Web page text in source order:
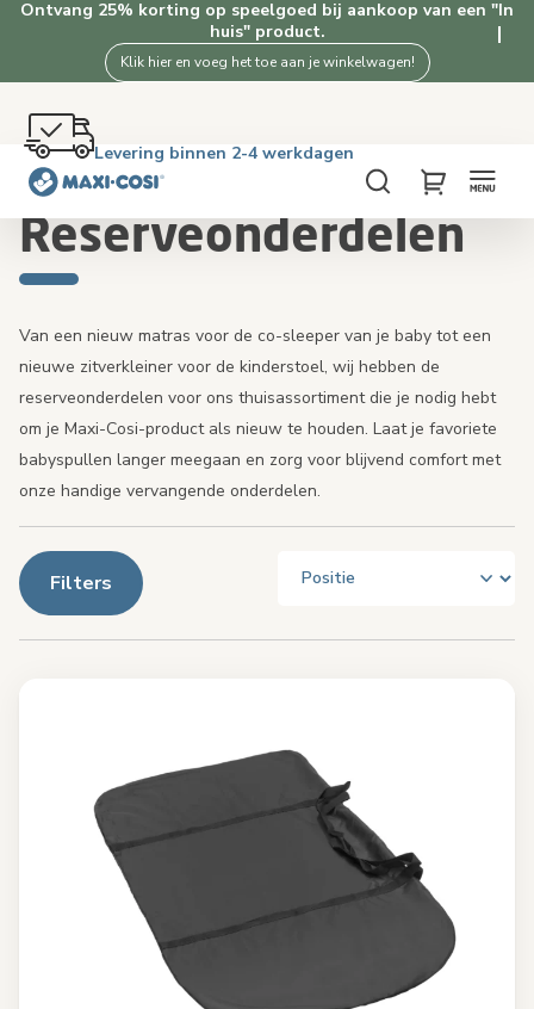
Ontvang 25% korting op speelgoed bij aankoop van een "In
huis" product.
Klik hier en voeg het toe aan je winkelwagen!
Gratis verzending vanaf €50. Shop nu!
4.5★ van 2.5K+ tevreden klanten
Levering binnen 2-4 werkdagen
Gratis retourneren binnen 100 dagen
ZoekenMy Cart
Home In huis Reserveonderdelen
Reserveonderdelen
Van een nieuw matras voor de co-sleeper van je baby tot een
nieuwe zitverkleiner voor de kinderstoel, wij hebben de
reserveonderdelen voor ons thuisassortiment die je nodig hebt
om je Maxi-Cosi-product als nieuw te houden. Laat je favoriete
babyspullen langer meegaan en zorg voor blijvend comfort met
onze handige vervangende onderdelen.
Filters